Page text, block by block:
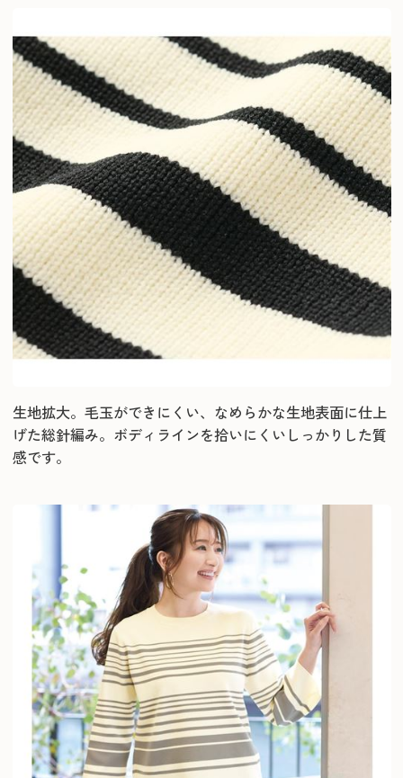
生地拡大。毛玉ができにくい、なめらかな生地表面に仕上
げた総針編み。ボディラインを拾いにくいしっかりした質
感です。